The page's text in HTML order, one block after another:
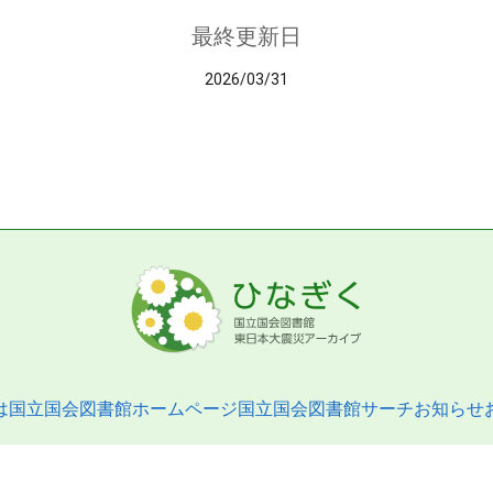
最終更新日
2026/03/31
国立国会図書館ホームページ国立国会図書館サーチお知らせ